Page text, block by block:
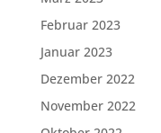
Februar 2023
Januar 2023
Dezember 2022
November 2022